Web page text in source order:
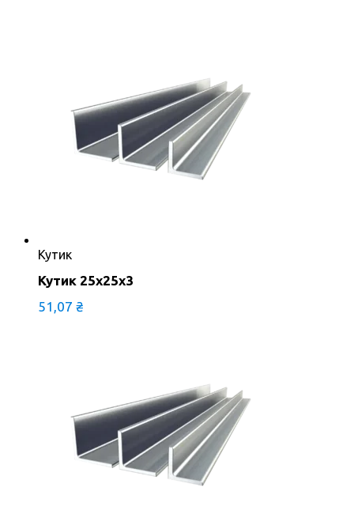
Кутик
Кутик 25х25х3
51,07 ₴